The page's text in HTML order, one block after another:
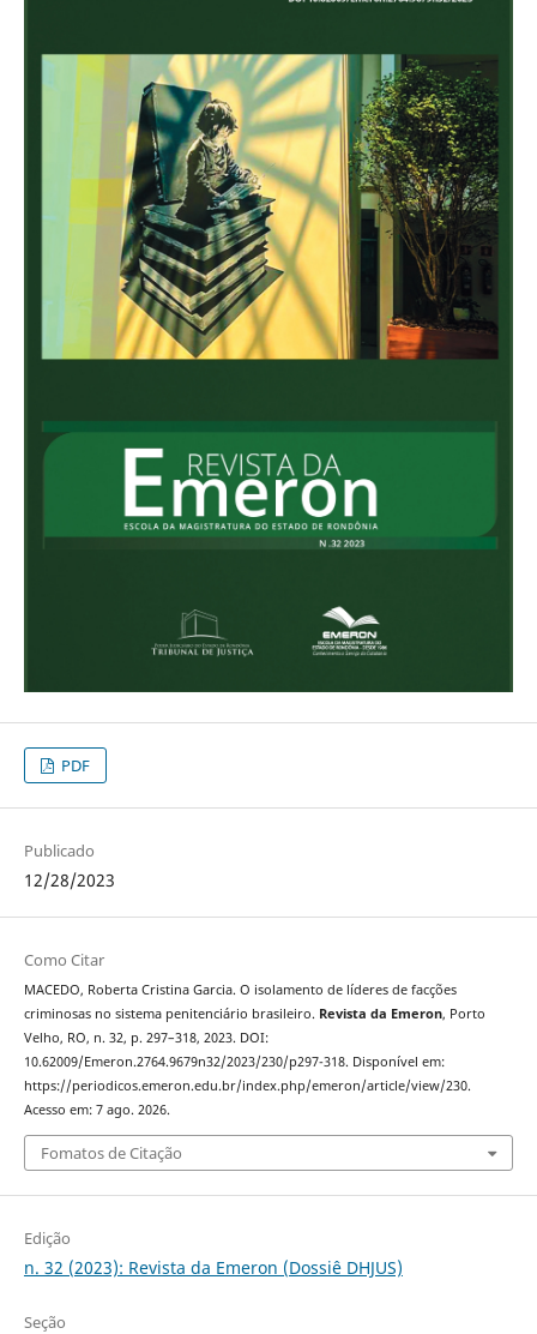
PDF
Publicado
12/28/2023
Como Citar
MACEDO, Roberta Cristina Garcia. O isolamento de líderes de facções
criminosas no sistema penitenciário brasileiro. Revista da Emeron, Porto
Velho, RO, n. 32, p. 297–318, 2023. DOI:
10.62009/Emeron.2764.9679n32/2023/230/p297-318. Disponível em:
https://periodicos.emeron.edu.br/index.php/emeron/article/view/230.
Acesso em: 7 ago. 2026.
Fomatos de Citação
Edição
n. 32 (2023): Revista da Emeron (Dossiê DHJUS)
Seção